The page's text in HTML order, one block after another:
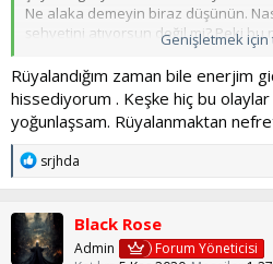
Ne alaka demeyin biraz düşünün.
şehvetini atıyorsun değil mi? Peki bu
bu saçma şeyler nedir dersiniz?
Evet doğru, p**** videoları ve
p**** öyle bir bağımlılıktır ki; kişi
arada açıp izlemek ister. Hatta
başlar. Bu insan doğasını bozan bir
beyindeki cinsel uyaranlar tabiata
Bu şu demek: Siz her p****
dopamin salgısı oluyor, bu sürekli
Genişletmek için
Rüyalandığım zaman bile enerjim
hissediyorum . Keşke hiç bu
yoğunlaşsam. Rüyalanmaktan
T
p
k
i
l
srjhda
Black Rose
Admin
Forum Yöneticisi